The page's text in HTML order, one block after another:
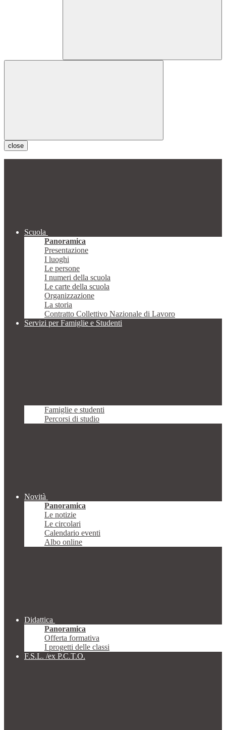
close
Scuola
Panoramica
Presentazione
I luoghi
Le persone
I numeri della scuola
Le carte della scuola
Organizzazione
La storia
Contratto Collettivo Nazionale di Lavoro
Servizi per Famiglie e Studenti
Famiglie e studenti
Percorsi di studio
Novità
Panoramica
Le notizie
Le circolari
Calendario eventi
Albo online
Didattica
Panoramica
Offerta formativa
I progetti delle classi
F.S.L. /ex P.C.T.O.